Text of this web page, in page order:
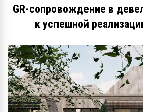
GR-сопровождение в
к успешной